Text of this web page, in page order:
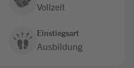
Vollzeit
Einstiegsart
Ausbildung